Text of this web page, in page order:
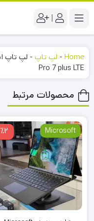
|
Home
- لپ تاپ -
Pro 7 plus LTE
محصولات مرتبط
٪2 Microsoft